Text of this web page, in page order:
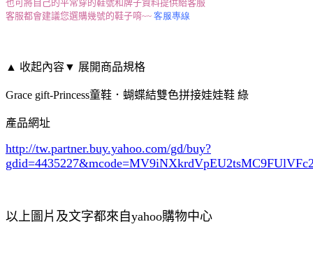
也可將自己的平常穿的鞋號和牌子資料提供給客服
客服都會建議您選購幾號的鞋子唷~~ 客服專線
▲ 收起內容▼ 展開商品規格
Grace gift-Princess童鞋．蝴蝶結雙色拼接娃娃鞋 綠
產品網址
http://tw.partner.buy.yahoo.com/gd/buy?
gdid=4435227
以上圖片及文字都來自yahoo購物中心